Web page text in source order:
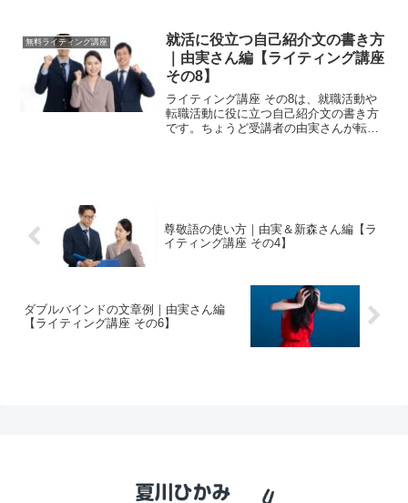
成した文章の著作権はすべて主催者に渡
すという条件になってい...
無料ライティング講座
就活に役立つ自己紹介文の書き方
｜由実さん編【ライティング講座
その8】
ライティング講座 その8は、就職活動や
転職活動に役に立つ自己紹介文の書き方
です。ちょうど受講者の由実さんが転職
尊敬語の使い方｜由実＆新森さん編【ラ
イティング講座 その4】
ダブルバインドの文章例｜由実さん編
【ライティング講座 その6】